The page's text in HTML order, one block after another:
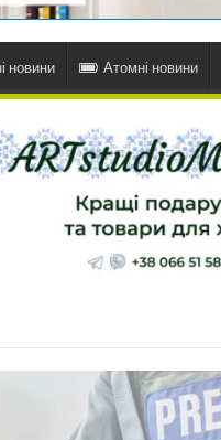
новини Атомні новини